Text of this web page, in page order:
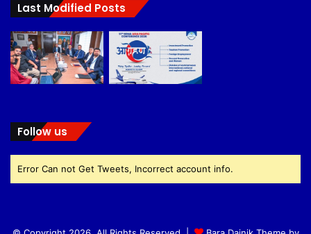
Last Modified Posts
Follow us
Error Can not Get Tweets, Incorrect account info.